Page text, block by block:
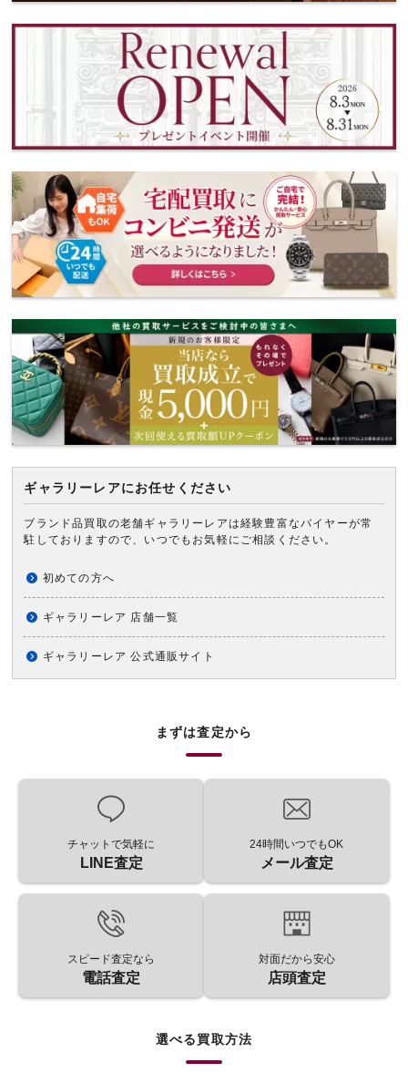
ギャラリーレアにお任せください
ブランド品買取の老舗ギャラリーレアは経験豊富なバイヤーが常
駐しておりますので、いつでもお気軽にご相談ください。
初めての方へ
ギャラリーレア 店舗一覧
ギャラリーレア 公式通販サイト
まずは査定から
チャットで気軽に
LINE査定
24時間いつでもOK
メール査定
スピード査定なら
電話査定
対面だから安心
店頭査定
選べる買取方法